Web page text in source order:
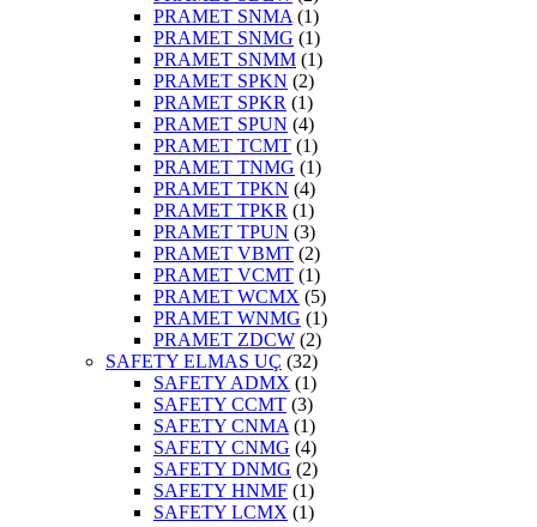
PRAMET SNMA (1)
PRAMET SNMG (1)
PRAMET SNMM (1)
PRAMET SPKN (2)
PRAMET SPKR (1)
PRAMET SPUN (4)
PRAMET TCMT (1)
PRAMET TNMG (1)
PRAMET TPKN (4)
PRAMET TPKR (1)
PRAMET TPUN (3)
PRAMET VBMT (2)
PRAMET VCMT (1)
PRAMET WCMX (5)
PRAMET WNMG (1)
PRAMET ZDCW (2)
SAFETY ELMAS UÇ (32)
SAFETY ADMX (1)
SAFETY CCMT (3)
SAFETY CNMA (1)
SAFETY CNMG (4)
SAFETY DNMG (2)
SAFETY HNMF (1)
SAFETY LCMX (1)